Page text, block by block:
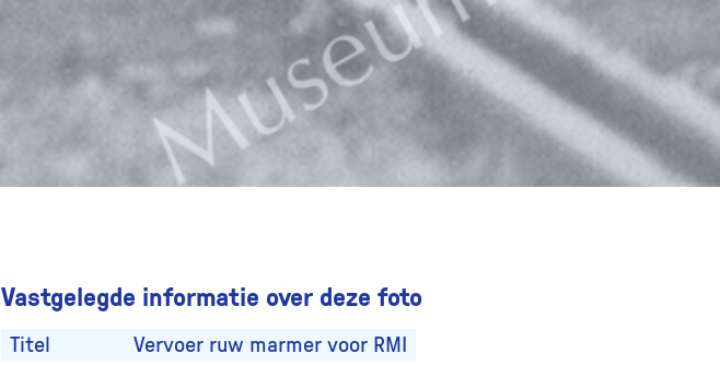
Vastgelegde informatie over deze foto
Titel
Vervoer ruw marmer voor RMI